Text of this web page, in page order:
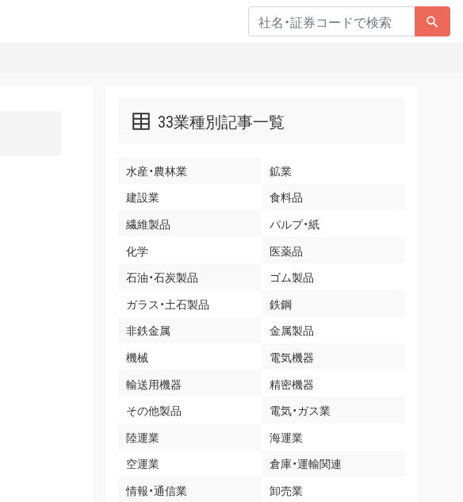
33業種別記事一覧
水産・農林業
鉱業
建設業
食料品
繊維製品
パルプ・紙
化学
医薬品
石油・石炭製品
ゴム製品
ガラス・土石製品
鉄鋼
非鉄金属
金属製品
機械
電気機器
輸送用機器
精密機器
その他製品
電気・ガス業
陸運業
海運業
空運業
倉庫・運輸関連
情報・通信業
卸売業